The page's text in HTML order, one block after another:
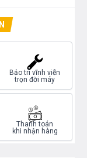
Bảo trì vĩnh viễn
trọn đời máy
Thanh toán
khi nhận hàng